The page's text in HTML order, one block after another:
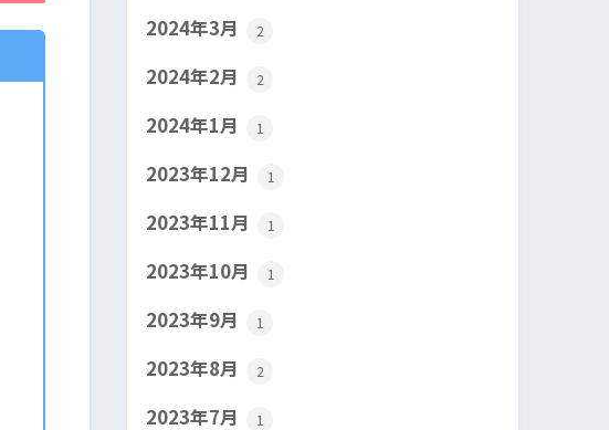
2024年3月 2
2024年2月 2
2024年1月 1
2023年12月 1
2023年11月 1
2023年10月 1
2023年9月 1
2023年8月 2
2023年7月 1